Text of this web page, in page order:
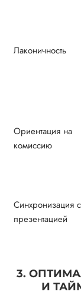
Лаконичность
Ориентация на
комиссию
Синхронизация с
презентацией
3.
И